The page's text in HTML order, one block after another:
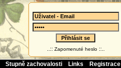
..:: Zapomenuté heslo ::..
Stupně zachovalosti Links Registrace